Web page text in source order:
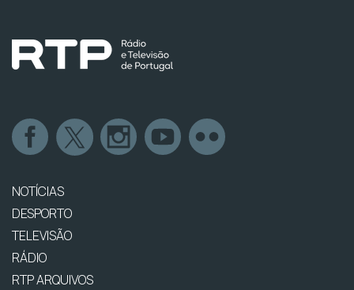
NOTÍCIAS
DESPORTO
TELEVISÃO
RÁDIO
RTP ARQUIVOS